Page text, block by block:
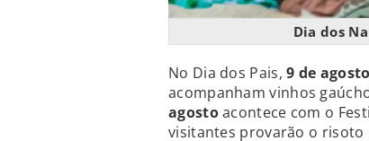
Dia dos
No Dia dos Pais,9 de agosto
acompanham vinhos
agostoacontece com o
visitantes provarão o risoto